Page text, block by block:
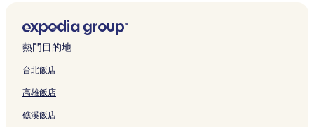
忠武路的旅館
忠武路的青年旅館
崇仁 2 洞的商務飯店
三清洞的方便購物的飯店
首爾的商務飯店
熱門目的地
台北飯店
高雄飯店
礁溪飯店